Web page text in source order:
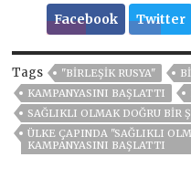
Facebook Twitter
Tags "BIRLEŞIK RUSYA"
KAMPANYASINI BAŞLATTI
SAĞLIKLI OLMAK DOĞRU BIR
ÜLKE ÇAPINDA "SAĞLIKLI
KAMPANYASINI BAŞLATTI